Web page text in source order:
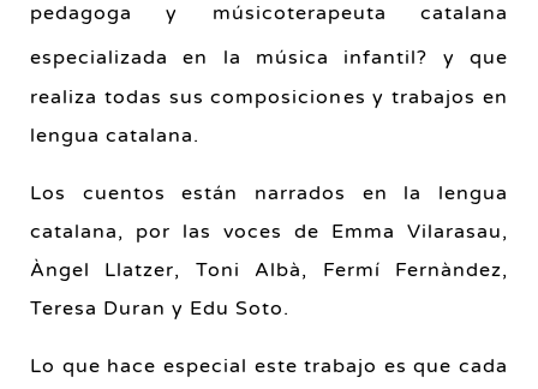
pedagoga y músicoterapeuta catalana
especializada en la música infantil? y que
realiza todas sus composiciones y trabajos en
lengua catalana.
Los cuentos están narrados en la lengua
catalana, por las voces de Emma Vilarasau,
Àngel Llatzer, Toni Albà, Fermí Fernàndez,
Teresa Duran y Edu Soto.
Lo que hace especial este trabajo es que cada